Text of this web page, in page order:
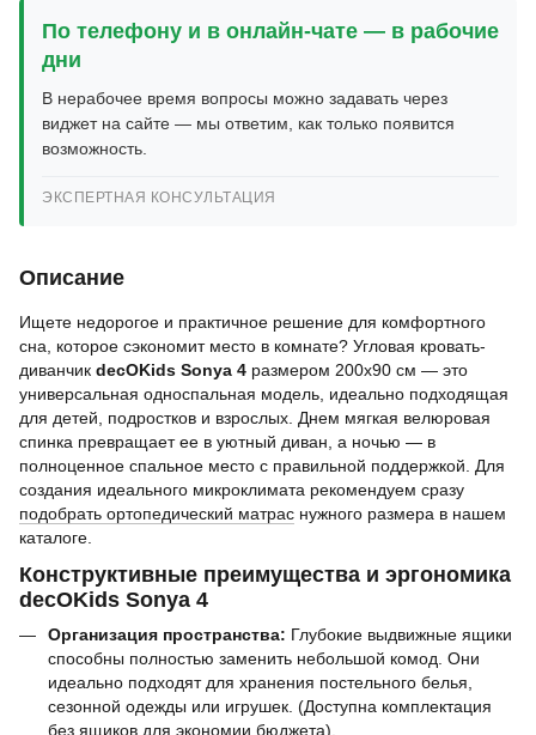
По телефону и в онлайн-чате — в рабочие
дни
В нерабочее время вопросы можно задавать через
виджет на сайте — мы ответим, как только появится
возможность.
ЭКСПЕРТНАЯ КОНСУЛЬТАЦИЯ
Описание
Ищете недорогое и практичное решение для комфортного
сна, которое сэкономит место в комнате? Угловая кровать-
диванчик decOKids Sonya 4 размером 200х90 см — это
универсальная односпальная модель, идеально подходящая
для детей, подростков и взрослых. Днем мягкая велюровая
спинка превращает ее в уютный диван, а ночью — в
полноценное спальное место с правильной поддержкой. Для
создания идеального микроклимата рекомендуем сразу
подобрать ортопедический матрас нужного размера в нашем
каталоге.
Конструктивные преимущества и эргономика
decOKids Sonya 4
Организация пространства: Глубокие выдвижные ящики
способны полностью заменить небольшой комод. Они
идеально подходят для хранения постельного белья,
сезонной одежды или игрушек. (Доступна комплектация
без ящиков для экономии бюджета).